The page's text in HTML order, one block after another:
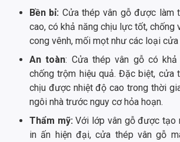
Bền bỉ: Cửa thép vân gỗ được làm
cao, có khả năng chịu lực tốt, chống
cong vênh, mối mọt như các loại
An toàn: Cửa thép vân gỗ có khả
chống trộm hiệu quả. Đặc biệt, cửa
chịu được nhiệt độ cao trong thời
ngôi nhà trước nguy cơ hỏa hoạn.
Thẩm mỹ:Với lớp vân gỗ được tạo
in ấn hiện đại, cửa thép vân gỗ